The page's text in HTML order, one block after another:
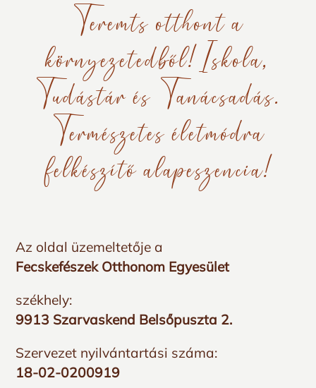
Teremts otthont a
környezetedből! Iskola,
Tudástár és Tanácsadás.
Természetes életmódra
felkészítő alapeszencia!
Az oldal üzemeltetője a
Fecskefészek Otthonom Egyesület
székhely:
9913 Szarvaskend Belsőpuszta 2.
Szervezet nyilvántartási száma:
18-02-0200919